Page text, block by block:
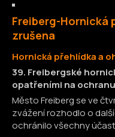
Freiberg-Hornická
zrušena
Hornická přehlídka a
39. Freibergské
opatřeními na
Město Freiberg se ve
zvážení rozhodlo o
ochránilo všechny